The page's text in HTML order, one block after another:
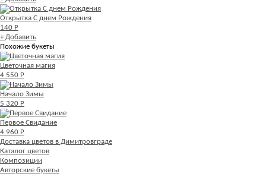
Открытка С днем Рождения
140 Р
+ Добавить
Похожие букеты
Цветочная магия
4 550 Р
Начало Зимы
5 320 Р
Первое Свидание
4 960 Р
Доставка цветов в Димитровграде
Каталог цветов
Композиции
Авторские букеты